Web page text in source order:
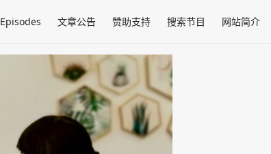
Episodes 文章公告 赞助支持 搜索节目 网站简介